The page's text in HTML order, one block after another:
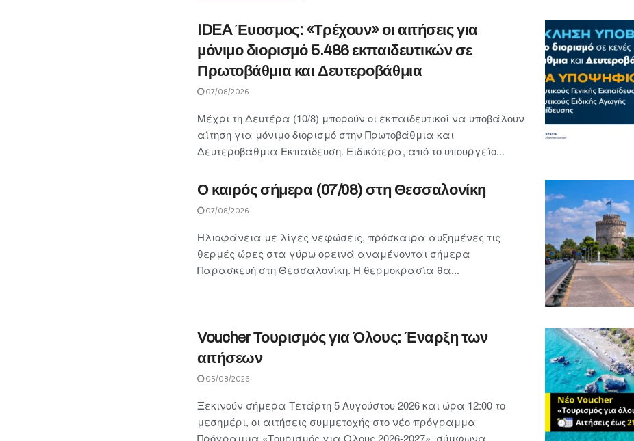
IDEA Έυοσμος: «Τρέχουν» οι αιτήσεις για
μόνιμο διορισμό 5.486 εκπαιδευτικών σε
Πρωτοβάθμια και Δευτεροβάθμια
07/08/2026
Μέχρι τη Δευτέρα (10/8) μπορούν οι εκπαιδευτικοί να υποβάλουν
αίτηση για μόνιμο διορισμό στην Πρωτοβάθμια και
Δευτεροβάθμια Εκπαίδευση. Ειδικότερα, από το υπουργείο...
Ο καιρός σήμερα (07/08) στη Θεσσαλονίκη
07/08/2026
Ηλιοφάνεια με λίγες νεφώσεις, πρόσκαιρα αυξημένες τις
θερμές ώρες στα γύρω ορεινά αναμένονται σήμερα
Παρασκευή στη Θεσσαλονίκη. Η θερμοκρασία θα...
Voucher Τουρισμός για Όλους: Έναρξη των
αιτήσεων
05/08/2026
Ξεκινούν σήμερα Τετάρτη 5 Αυγούστου 2026 και ώρα 12:00 το
μεσημέρι, οι αιτήσεις συμμετοχής στο νέο πρόγραμμα
Πρόγραμμα «Τουρισμός για Ολους 2026-2027», σύμφωνα...